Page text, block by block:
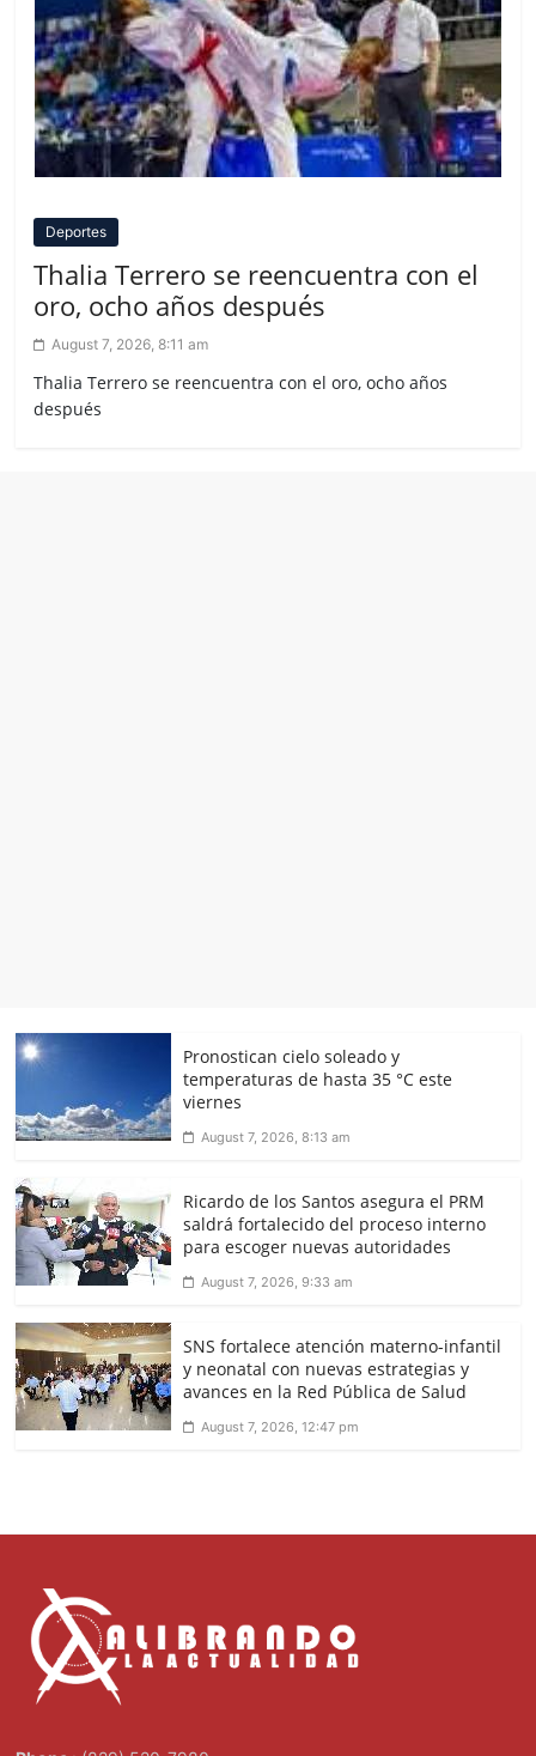
Deportes
Thalia Terrero se reencuentra con el
oro, ocho años después
August 7, 2026, 8:11 am
Thalia Terrero se reencuentra con el oro, ocho años
después
Pronostican cielo soleado y
temperaturas de hasta 35 °C este
viernes
August 7, 2026, 8:13 am
Ricardo de los Santos asegura el PRM
saldrá fortalecido del proceso interno
para escoger nuevas autoridades
August 7, 2026, 9:33 am
SNS fortalece atención materno-infantil
y neonatal con nuevas estrategias y
avances en la Red Pública de Salud
August 7, 2026, 12:47 pm